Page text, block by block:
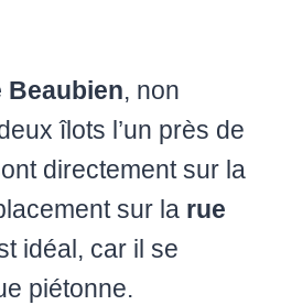
Beaubien, non
îlots l’un près de
directement sur la
sur la rue
idéal, car il se
piétonne.